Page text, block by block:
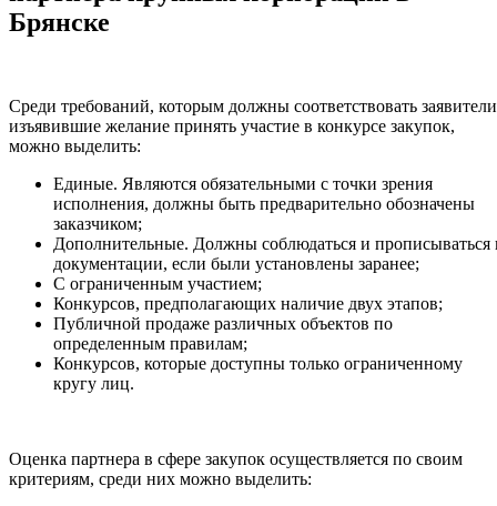
Брянске
Среди требований, которым должны соответствовать
изъявившие желание принять участие в конкурсе закупок,
можно выделить:
Единые. Являются обязательными с точки зрения
исполнения, должны быть предварительно обозначены
заказчиком;
Дополнительные. Должны соблюдаться и прописываться
документации, если были установлены заранее;
С ограниченным участием;
Конкурсов, предполагающих наличие двух этапов;
Публичной продаже различных объектов по
определенным правилам;
Конкурсов, которые доступны только ограниченному
кругу лиц.
Оценка партнера в сфере закупок осуществляется по своим
критериям, среди них можно выделить: